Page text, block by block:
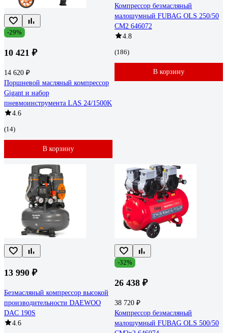
-29%
10 421 ₽
14 620 ₽
Поршневой масляный компрессор
Gigant и набор
пневмоинструмента LAS 24/1500K
4.6
(14)
В корзину
Компрессор безмасляный
малошумный FUBAG OLS 250/50
CM2 646072
4.8
(186)
В корзину
13 990 ₽
Безмасляный компрессор высокой
производительности DAEWOO
DAC 190S
4.6
-32%
26 438 ₽
38 720 ₽
Компрессор безмасляный
малошумный FUBAG OLS 500/50